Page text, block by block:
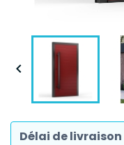

Délai de livraison